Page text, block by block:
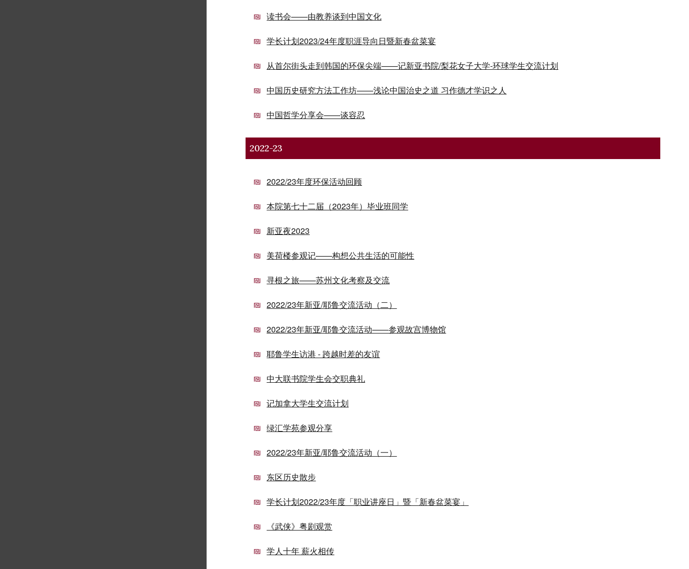
读书会——由教养谈到中国文化
学长计划2023/24年度职涯导向日暨新春盆菜宴
从首尔街头走到韩国的环保尖端——记新亚书院/梨花女子大学-环球学生交流计划
中国历史研究方法工作坊——浅论中国治史之道 习作德才学识之人
中国哲学分享会——谈容忍
2022-23
2022/23年度环保活动回顾
本院第七十二届（2023年）毕业班同学
新亚夜2023
美荷楼参观记——构想公共生活的可能性
寻根之旅——苏州文化考察及交流
2022/23年新亚/耶鲁交流活动（二）
2022/23年新亚/耶鲁交流活动——参观故宫博物馆
耶鲁学生访港 - 跨越时差的友谊
中大联书院学生会交职典礼
记加拿大学生交流计划
绿汇学苑参观分享
2022/23年新亚/耶鲁交流活动（一）
东区历史散步
学长计划2022/23年度「职业讲座日」暨「新春盆菜宴」
《武侠》粤剧观赏
学人十年 薪火相传